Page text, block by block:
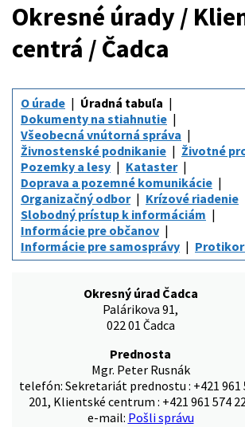
Okresné úrady /
centrá / Čadca
O úrade
Úradná tabuľa
Dokumenty na stiahnutie
Všeobecná vnútorná správa
Živnostenské podnikanie
Životné
Pozemky a lesy
Kataster
Doprava a pozemné komunikácie
Organizačný odbor
Krízové riadenie
Slobodný prístup k informáciám
Informácie pre občanov
Informácie pre samosprávy
Okresný úrad Čadca
Palárikova 91,
022 01 Čadca
Prednosta
Mgr. Peter Rusnák
telefón: Sekretariát prednostu : +421 961
201, Klientské centrum : +421 961 574
e-mail: Pošli správu